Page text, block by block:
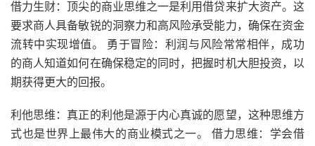
借力生财：顶尖的商业思维之一是利用借贷来扩大资产。这
要求商人具备敏锐的洞察力和高风险承受能力，确保在资金
流转中实现增值。 勇于冒险：利润与风险常常相伴，成功
的商人知道如何在确保稳定的同时，把握时机大胆投资，以
期获得更大的回报。
利他思维：真正的利他是源于内心真诚的愿望，这种思维方
式也是世界上最伟大的商业模式之一。 借力思维：学会借